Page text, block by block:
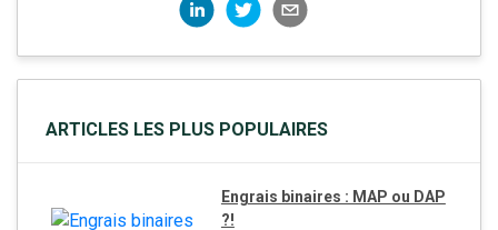
ARTICLES LES PLUS POPULAIRES
Engrais binaires : MAP ou DAP
?!